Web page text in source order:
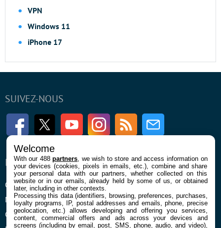
VPN
Windows 11
iPhone 17
SUIVEZ-NOUS
FacebookTwitter Youtube InstagramRSS Newsletter
ENTREPRISE
Qui sommes nous
Mentions légales et CGU
Confidentialité et Cookies
À PROPOS
La rédaction
Contact
Welcome
With our 488partners , we wish to store and access information on
your devices (cookies, pixels in emails, etc.), combine and share
your personal data with our partners, whether collected on this
website or in our emails, already held by some of us, or obtained
later, including in other contexts.
Processing this data (identifiers, browsing, preferences, purchases,
loyalty programs, IP, postal addresses and emails, phone, precise
geolocation, etc.) allows developing and offering you services,
content, commercial offers and ads across your devices and
screens (including by email, post, SMS, phone, audio, and video),